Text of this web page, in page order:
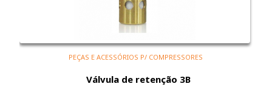
PEÇAS E ACESSÓRIOS P/ COMPRESSORES
Válvula de retenção 3B